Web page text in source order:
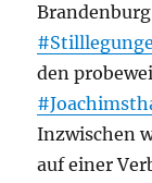
den
Inzwischen
auf einer